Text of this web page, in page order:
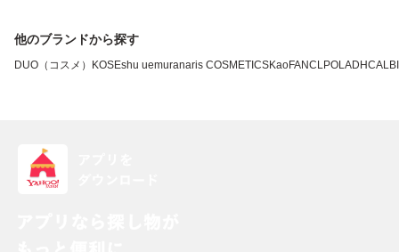
他のブランドから探す
DUO（コスメ） KOSEshu uemuranaris COSMETICSKaoFANCLPOLADHC